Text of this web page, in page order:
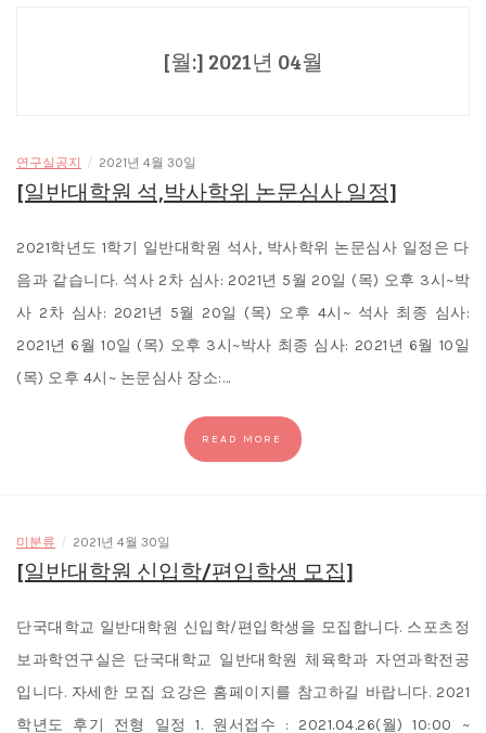
[월:] 2021년 04월
연구실공지 / 2021년 4월 30일
[일반대학원 석,박사학위 논문심사 일정]
2021학년도 1학기 일반대학원 석사, 박사학위 논문심사 일정은 다
음과 같습니다. 석사 2차 심사: 2021년 5월 20일 (목) 오후 3시~박
사 2차 심사: 2021년 5월 20일 (목) 오후 4시~ 석사 최종 심사:
2021년 6월 10일 (목) 오후 3시~박사 최종 심사: 2021년 6월 10일
(목) 오후 4시~ 논문심사 장소:…
READ MORE
미분류 / 2021년 4월 30일
[일반대학원 신입학/편입학생 모집]
단국대학교 일반대학원 신입학/편입학생을 모집합니다. 스포츠정
보과학연구실은 단국대학교 일반대학원 체육학과 자연과학전공
입니다. 자세한 모집 요강은 홈페이지를 참고하길 바랍니다. 2021
학년도 후기 전형 일정 1. 원서접수 : 2021.04.26(월) 10:00 ~